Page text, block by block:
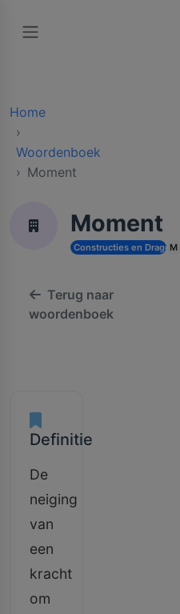
Home
Woordenboek
Moment
Moment
Constructies en M
Terug naar
woordenboek
Definitie
De
neiging
van
een
kracht
om